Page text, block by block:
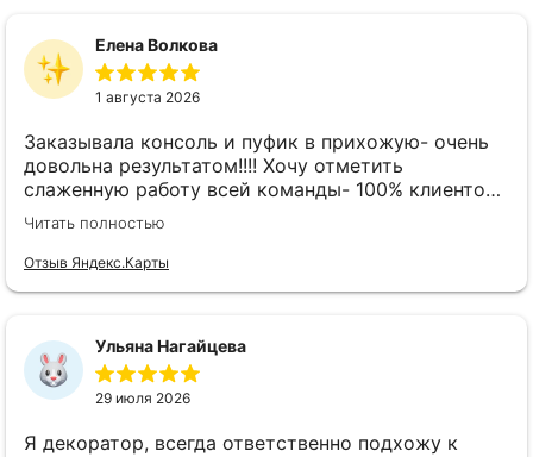
Елена Волкова
1 августа 2026
Заказывала консоль и пуфик в прихожую- очень
довольна результатом!!!! Хочу отметить
слаженную работу всей команды- 100% клиенто
ориентированная команда!!!! При заказе
внимательно слушают заказчика , что очень
облегчает подбор материала и цвета. Четкая
Читать полностью
Отзыв Яндекс.Карты
Ульяна Нагайцева
29 июля 2026
Я декоратор, всегда ответственно подхожу к